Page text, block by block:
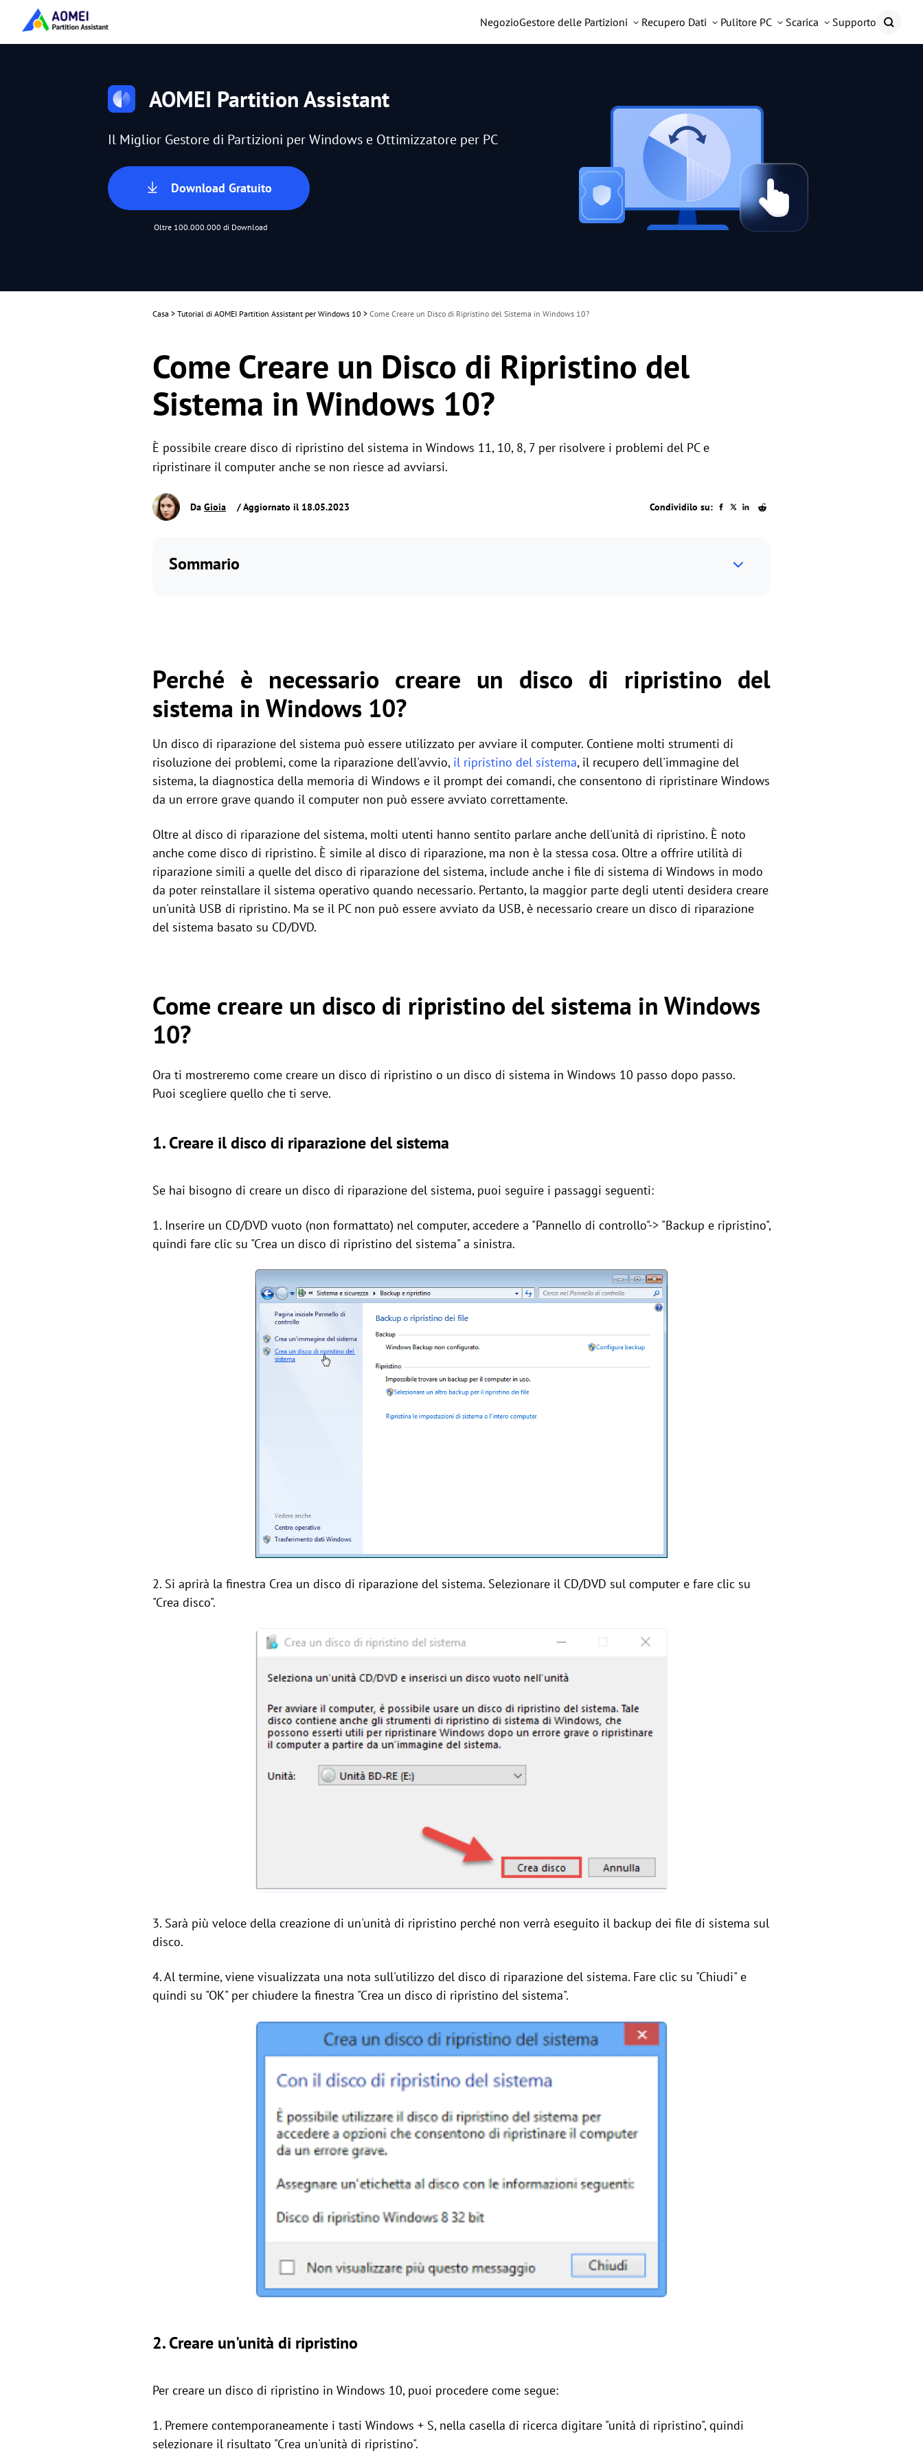
NegozioGestore delle Partizioni Recupero Dati Pulitore PC Scarica Supporto
AOMEI Partition Assistant
Il Miglior Gestore di Partizioni per Windows e Ottimizzatore per PC
Download Gratuito
Oltre 100.000.000 di Download
Casa > Tutorial di AOMEI Partition Assistant per Windows 10 > Come Creare un Disco di Ripristino del Sistema in Windows 10?
Come Creare un Disco di Ripristino del
Sistema in Windows 10?
È possibile creare disco di ripristino del sistema in Windows 11, 10, 8, 7 per risolvere i problemi del PC e
ripristinare il computer anche se non riesce ad avviarsi.
Da Gioia / Aggiornato il 18.05.2023 Condividilo su:
Sommario
Perché è necessario creare un disco di ripristino del
sistema in Windows 10?
Un disco di riparazione del sistema può essere utilizzato per avviare il computer. Contiene molti strumenti di
risoluzione dei problemi, come la riparazione dell'avvio, il ripristino del sistema, il recupero dell'immagine del
sistema, la diagnostica della memoria di Windows e il prompt dei comandi, che consentono di ripristinare Windows
da un errore grave quando il computer non può essere avviato correttamente.
Oltre al disco di riparazione del sistema, molti utenti hanno sentito parlare anche dell'unità di ripristino. È noto
anche come disco di ripristino. È simile al disco di riparazione, ma non è la stessa cosa. Oltre a offrire utilità di
riparazione simili a quelle del disco di riparazione del sistema, include anche i file di sistema di Windows in modo
da poter reinstallare il sistema operativo quando necessario. Pertanto, la maggior parte degli utenti desidera creare
un'unità USB di ripristino. Ma se il PC non può essere avviato da USB, è necessario creare un disco di riparazione
del sistema basato su CD/DVD.
Come creare un disco di ripristino del sistema in Windows
10?
Ora ti mostreremo come creare un disco di ripristino o un disco di sistema in Windows 10 passo dopo passo.
Puoi scegliere quello che ti serve.
1. Creare il disco di riparazione del sistema
Se hai bisogno di creare un disco di riparazione del sistema, puoi seguire i passaggi seguenti:
1. Inserire un CD/DVD vuoto (non formattato) nel computer, accedere a "Pannello di controllo"-> "Backup e ripristino",
quindi fare clic su "Crea un disco di ripristino del sistema" a sinistra.
2. Si aprirà la finestra Crea un disco di riparazione del sistema. Selezionare il CD/DVD sul computer e fare clic su
"Crea disco".
3. Sarà più veloce della creazione di un'unità di ripristino perché non verrà eseguito il backup dei file di sistema sul
disco.
4. Al termine, viene visualizzata una nota sull'utilizzo del disco di riparazione del sistema. Fare clic su "Chiudi" e
quindi su "OK" per chiudere la finestra "Crea un disco di ripristino del sistema".
2. Creare un'unità di ripristino
Per creare un disco di ripristino in Windows 10, puoi procedere come segue:
1. Premere contemporaneamente i tasti Windows + S, nella casella di ricerca digitare "unità di ripristino", quindi
selezionare il risultato "Crea un'unità di ripristino".